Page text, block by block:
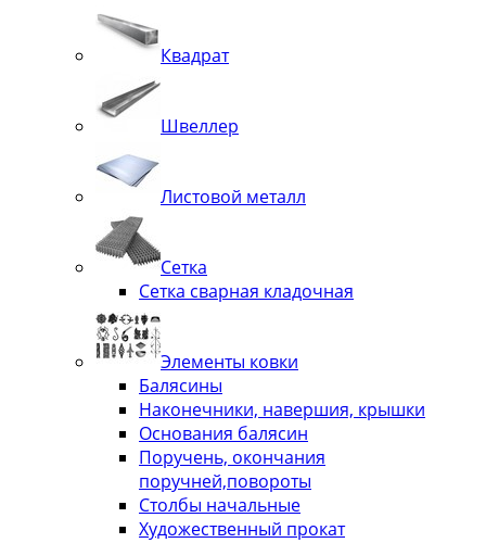
Квадрат
Швеллер
Листовой металл
Сетка
Сетка сварная кладочная
Элементы ковки
Балясины
Наконечники, навершия, крышки
Основания балясин
Поручень, окончания
поручней,повороты
Столбы начальные
Художественный прокат